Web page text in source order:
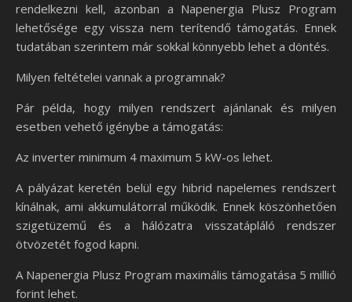
rendelkezni kell, azonban a Napenergia Plusz Program
lehetősége egy vissza nem terítendő támogatás. Ennek
tudatában szerintem már sokkal könnyebb lehet a döntés.
Milyen feltételei vannak a programnak?
Pár példa, hogy milyen rendszert ajánlanak és milyen
esetben vehető igénybe a támogatás:
Az inverter minimum 4 maximum 5 kW-os lehet.
A pályázat keretén belül egy hibrid napelemes rendszert
kínálnak, ami akkumulátorral működik. Ennek köszönhetően
szigetüzemű és a hálózatra visszatápláló rendszer
ötvözetét fogod kapni.
A Napenergia Plusz Program maximális támogatása 5 millió
forint lehet.